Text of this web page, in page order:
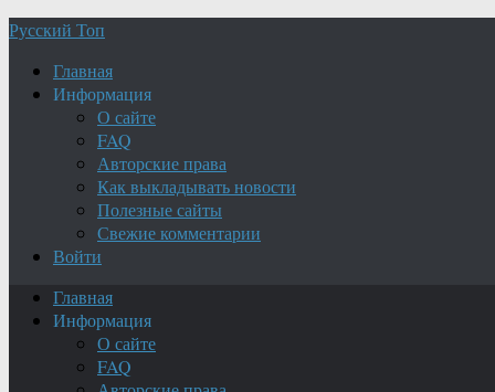
Русский Топ
Главная
Информация
О сайте
FAQ
Авторские права
Как выкладывать новости
Полезные сайты
Свежие комментарии
Войти
Главная
Информация
О сайте
FAQ